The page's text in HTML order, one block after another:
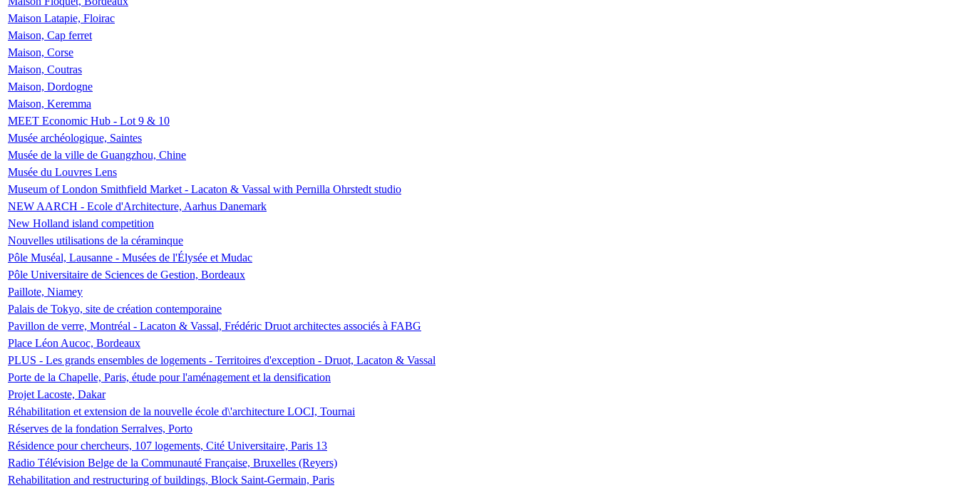
Maison Latapie, Floirac
Maison, Cap ferret
Maison, Corse
Maison, Coutras
Maison, Dordogne
Maison, Keremma
MEET Economic Hub - Lot 9 & 10
Musée archéologique, Saintes
Musée de la ville de Guangzhou, Chine
Musée du Louvres Lens
Museum of London Smithfield Market - Lacaton & Vassal with Pernilla Ohrstedt studio
NEW AARCH - Ecole d'Architecture, Aarhus Danemark
New Holland island competition
Nouvelles utilisations de la céraminque
Pôle Muséal, Lausanne - Musées de l'Élysée et Mudac
Pôle Universitaire de Sciences de Gestion, Bordeaux
Paillote, Niamey
Palais de Tokyo, site de création contemporaine
Pavillon de verre, Montréal - Lacaton & Vassal, Frédéric Druot architectes associés à FABG
Place Léon Aucoc, Bordeaux
PLUS - Les grands ensembles de logements - Territoires d'exception - Druot, Lacaton & Vassal
Porte de la Chapelle, Paris, étude pour l'aménagement et la densification
Projet Lacoste, Dakar
Réhabilitation et extension de la nouvelle école d\'architecture LOCI, Tournai
Réserves de la fondation Serralves, Porto
Résidence pour chercheurs, 107 logements, Cité Universitaire, Paris 13
Radio Télévision Belge de la Communauté Française, Bruxelles (Reyers)
Rehabilitation and restructuring of buildings, Block Saint-Germain, Paris